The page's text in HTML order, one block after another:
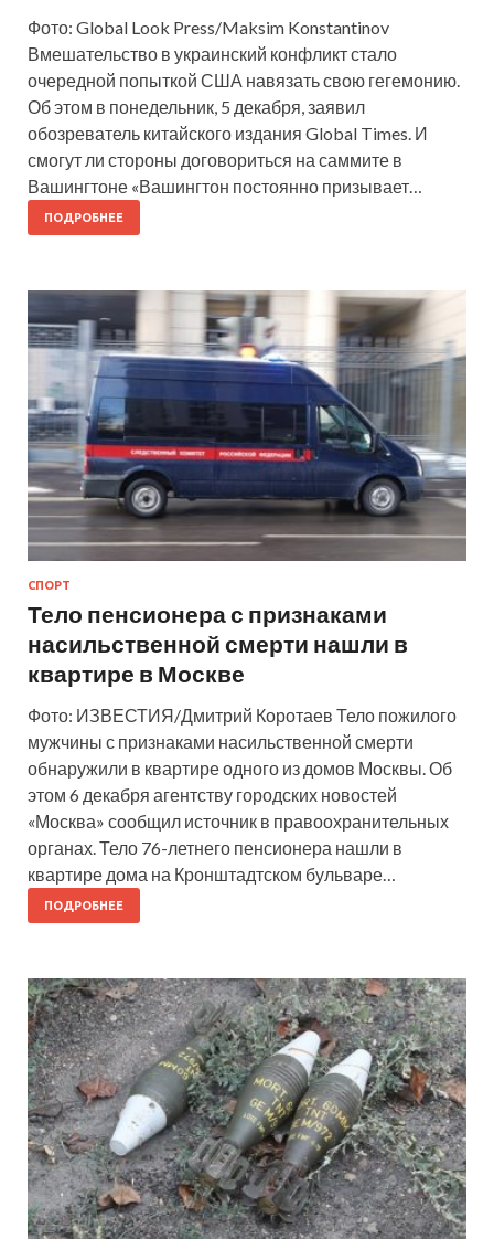
Фото: Global Look Press/Maksim Konstantinov
Вмешательство в украинский конфликт стало
очередной попыткой США навязать свою гегемонию.
Об этом в понедельник, 5 декабря, заявил
обозреватель китайского издания Global Times. И
смогут ли стороны договориться на саммите в
Вашингтоне «Вашингтон постоянно призывает…
ПОДРОБНЕЕ
СПОРТ
Тело пенсионера с признаками
насильственной смерти нашли в
квартире в Москве
Фото: ИЗВЕСТИЯ/Дмитрий Коротаев Тело пожилого
мужчины с признаками насильственной смерти
обнаружили в квартире одного из домов Москвы. Об
этом 6 декабря агентству городских новостей
«Москва» сообщил источник в правоохранительных
органах. Тело 76-летнего пенсионера нашли в
квартире дома на Кронштадтском бульваре…
ПОДРОБНЕЕ